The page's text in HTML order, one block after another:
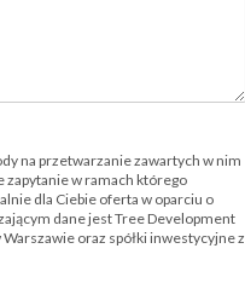
na przetwarzanie zawartych w nim
zapytanie w ramach którego
dla Ciebie oferta w oparciu o
dane jest Tree Development
oraz spółki inwestycyjne z